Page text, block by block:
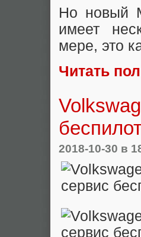
Но новый
имеет
мере, это
Читать
2018-10-30 в